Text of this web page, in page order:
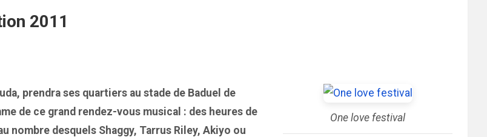
2011
One love festival
prendra ses quartiers au stade de Baduel de
de ce grand rendez-vous musical : des heures de
nombre desquels Shaggy, Tarrus Riley, Akiyo ou